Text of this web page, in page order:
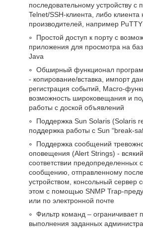
последовательному устройству
Telnet/SSH-клиента, либо клиента
производителей, например PuTTY
Простой доступ к порту с
приложения для просмотра на
Java
Обширный функционал
- копирование/вставка, импорт
регистрация событий, Macro-
возможность широковещания и
работы с доской объявлений
Поддержка Sun Solaris (Solaris
поддержка работы с Sun “break-
Поддержка сообщений
оповещения (Alert Strings) -
соответствии предопределенных
сообщению, отправленному
устройством, консольный сервер
этом с помощью SNMP Trap-
или по электронной почте
Фильтр команд – ограничивает
выполнения заданных